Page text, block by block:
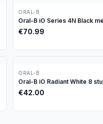
ORAL-B
Oral-B iO Series 4N Black
€70.99
ORAL-B
Oral-B iO Radiant White 8
€42.00